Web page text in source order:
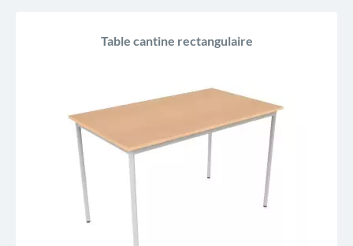
Table cantine rectangulaire